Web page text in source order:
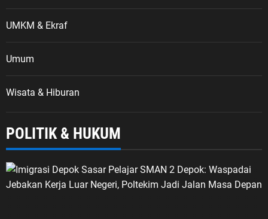
UMKM & Ekraf
Umum
Wisata & Hiburan
POLITIK & HUKUM